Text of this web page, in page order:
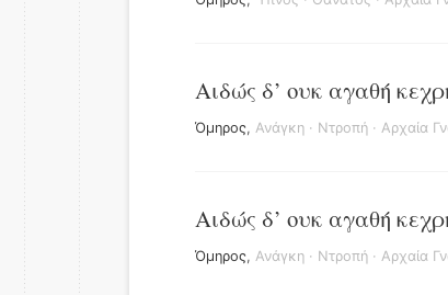
Αιδώς δ’ ουκ αγαθή
Όμηρος, Ανάγκη · Ντροπή · Αρχαία
Αιδώς δ’ ουκ αγαθή
Όμηρος, Ανάγκη · Ντροπή · Αρχαία